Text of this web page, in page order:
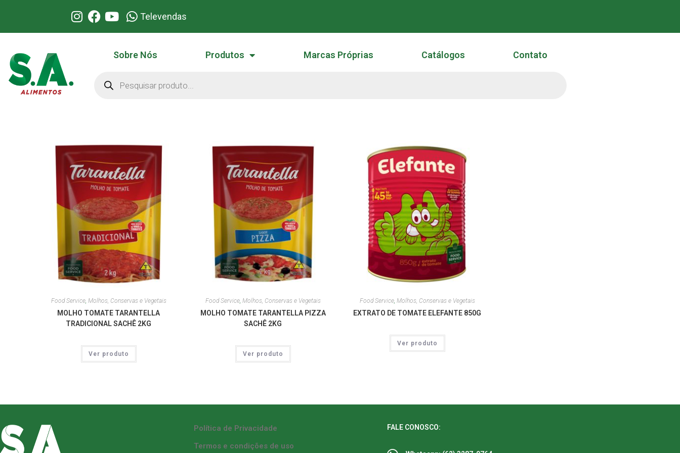
Televendas
Sobre Nós Produtos Marcas Próprias Catálogos Contato
Food Service, Molhos, Conservas e Vegetais
MOLHO TOMATE TARANTELLA
TRADICIONAL SACHÊ 2KG
Ver produto
Food Service, Molhos, Conservas e Vegetais
MOLHO TOMATE TARANTELLA PIZZA
SACHÊ 2KG
Ver produto
Food Service, Molhos, Conservas e Vegetais
EXTRATO DE TOMATE ELEFANTE 850G
Ver produto
Política de Privacidade
Termos e condições de uso
FALE CONOSCO: